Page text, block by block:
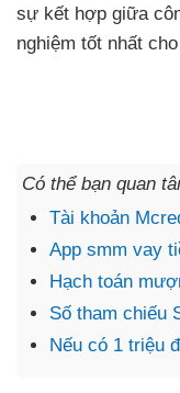
sự kết hợp giữa
nghiệm tốt nhất
Có thể bạn quan
Tài khoản
App smm vay
Hạch toán
Số tham chiếu
Nếu có 1 triệu